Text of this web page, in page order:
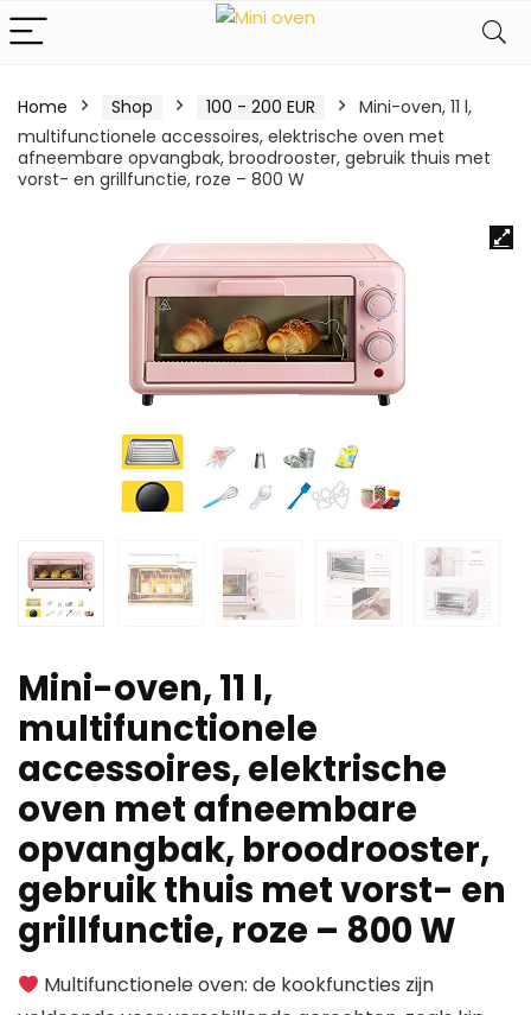
Home Shop 100 - 200 EUR
Mini-oven, 11 l,
multifunctionele accessoires, elektrische oven met
afneembare opvangbak, broodrooster, gebruik thuis met
vorst- en grillfunctie, roze – 800 W
Mini-oven, 11 l,
multifunctionele
accessoires, elektrische
oven met afneembare
opvangbak, broodrooster,
gebruik thuis met vorst- en
grillfunctie, roze – 800 W
Multifunctionele oven: de kookfuncties zijn